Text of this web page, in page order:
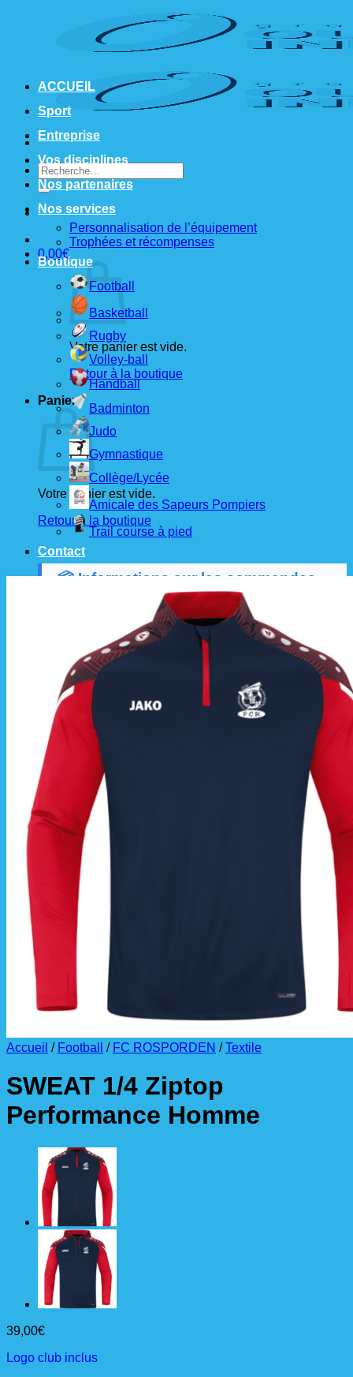
Recherche
pour :
0,00€
Votre panier est vide.
Retour à la boutique
Panier
Votre panier est vide.
Retour à la boutique
📦 Informations sur les commandes
Les commandes sont passéesles 1er et 15 de
chaque moisauprès de nos fournisseurs.
À partir de ces dates, le
délai de livraison est
d'environ 3 semaines
La livraison est effectuée directement au club .
La commande est à récupérer auprès du
référent des équipements du club
ACCUEIL
Sport
Entreprise
Vos disciplines
Nos partenaires
Nos services
Personnalisation de l’équipement
Trophées et récompenses
Boutique
Football
Basketball
Rugby
Volley-ball
Handball
Badminton
Judo
Gymnastique
Collège/Lycée
Amicale des Sapeurs Pompiers
Trail course à pied
Contact
Accueil / Football / FC ROSPORDEN / Textile
SWEAT 1/4 Ziptop
Performance Homme
39,00€
Logo club inclus